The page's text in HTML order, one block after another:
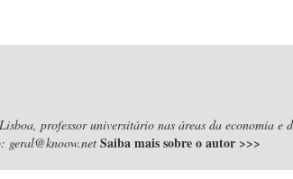
professor universitário nas áreas da economia e
geral@knoow.net Saiba mais sobre o autor >>>